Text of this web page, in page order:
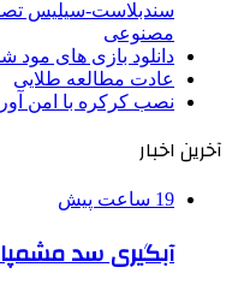
سندبلاست-سیلیس
مصنوعی
دانلود بازی های مود
عادت مطالعه طلایی
نصب کرکره با امن
آخرین اخبار
19 ساعت پیش
آبگیری سد